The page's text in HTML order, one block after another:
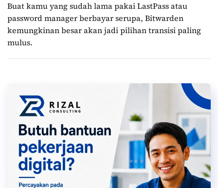
Buat kamu yang sudah lama pakai LastPass atau
password manager berbayar serupa, Bitwarden
kemungkinan besar akan jadi pilihan transisi paling
mulus.